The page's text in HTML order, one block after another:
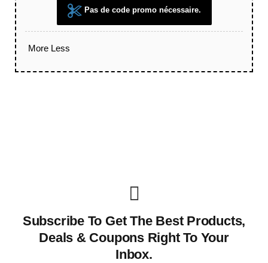
Pas de code promo nécessaire.
More Less
Subscribe To Get The Best Products,
Deals & Coupons Right To Your
Inbox.